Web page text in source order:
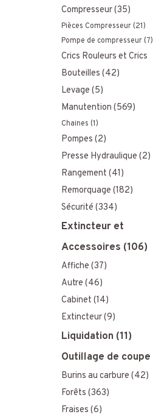
Compresseur(35)
Pièces Compresseur (21)
Pompe de compresseur (7)
Crics Rouleurs et Crics
Bouteilles (42)
Levage (5)
Manutention (569)
Chaines (1)
Pompes (2)
Presse Hydraulique (2)
Rangement (41)
Remorquage (182)
Sécurité (334)
Extincteur et
Accessoires (106)
Affiche (37)
Autre (46)
Cabinet (14)
Extincteur(9)
Liquidation (11)
Outillage de coupe
Burins au carbure (42)
Forêts (363)
Fraises (6)